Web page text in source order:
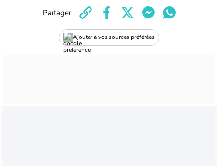
Ajouter à vos sources préférées
Partager